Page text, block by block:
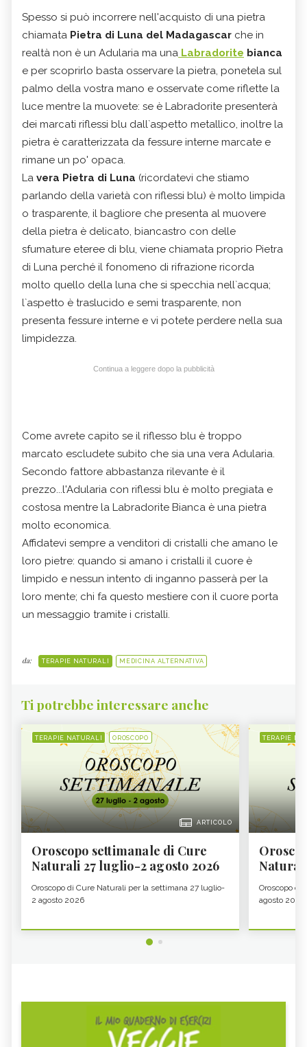
Spesso si può incorrere nell'acquisto di una pietra
chiamata Pietra di Luna del Madagascar che in
realtà non è un Adularia ma una Labradorite bianca
e per scoprirlo basta osservare la pietra, ponetela sul
palmo della vostra mano e osservate come riflette la
luce mentre la muovete: se è Labradorite presenterà
dei marcati riflessi blu dall`aspetto metallico, inoltre la
pietra è caratterizzata da fessure interne marcate e
rimane un po' opaca.
La vera Pietra di Luna (ricordatevi che stiamo
parlando della varietà con riflessi blu) è molto limpida
o trasparente, il bagliore che presenta al muovere
della pietra è delicato, biancastro con delle
sfumature eteree di blu, viene chiamata proprio Pietra
di Luna perché il fonomeno di rifrazione ricorda
molto quello della luna che si specchia nell`acqua;
l`aspetto è traslucido e semi trasparente, non
presenta fessure interne e vi potete perdere nella sua
limpidezza.
Continua a leggere dopo la pubblicità
Come avrete capito se il riflesso blu è troppo
marcato escludete subito che sia una vera Adularia.
Secondo fattore abbastanza rilevante è il
prezzo...l'Adularia con riflessi blu è molto pregiata e
costosa mentre la Labradorite Bianca è una pietra
molto economica.
Affidatevi sempre a venditori di cristalli che amano le
loro pietre: quando si amano i cristalli il cuore è
limpido e nessun intento di inganno passerà per la
loro mente; chi fa questo mestiere con il cuore porta
un messaggio tramite i cristalli.
da: TERAPIE NATURALI MEDICINA ALTERNATIVA
Ti potrebbe interessare anche
TERAPIE NATURALI OROSCOPO
ARTICOLO
Oroscopo settimanale di Cure
Naturali 27 luglio-2 agosto 2026
Oroscopo di Cure Naturali per la settimana 27 luglio-
2 agosto 2026
TERAPIE
Oroscopo di
agosto 2026